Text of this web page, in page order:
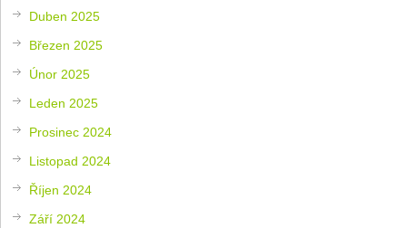
Duben 2025
Březen 2025
Únor 2025
Leden 2025
Prosinec 2024
Listopad 2024
Říjen 2024
Září 2024